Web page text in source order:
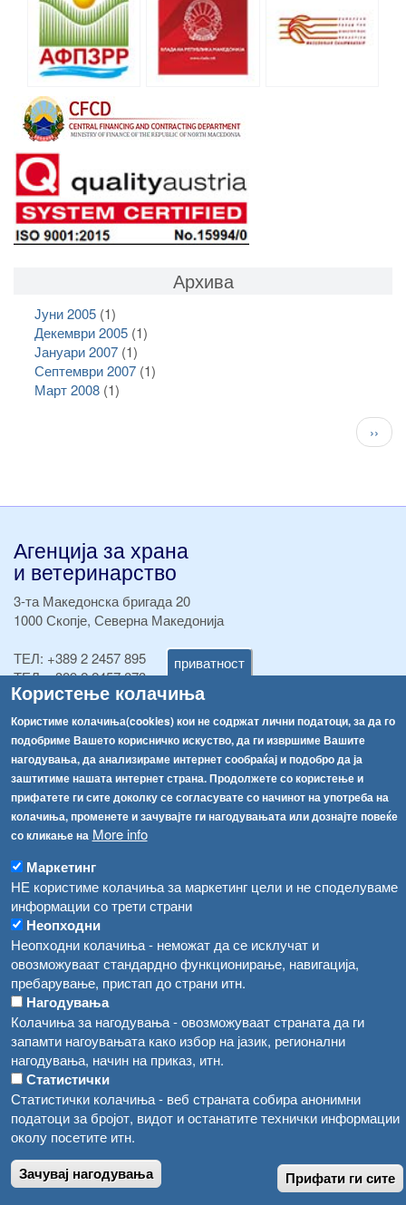
приватност
Користење колачиња
Користиме колачиња(cookies) кои не содржат лични податоци, за да го
подобриме Вашето корисничко искуство, да ги извршиме Вашите
нагодувања, да анализираме интернет сообраќај и подобро да ја
заштитиме нашата интернет страна. Продолжете со користење и
прифатете ги сите доколку се согласувате со начинот на употреба на
колачиња, променете и зачувајте ги нагодувањата или дознајте повеќе
со кликање на More info
Маркетинг
НЕ користиме колачиња за маркетинг цели и не споделуваме
информации со трети страни
Неопходни
Неопходни колачиња - неможат да се исклучат и
овозможуваат стандардно функционирање, навигација,
пребарување, пристап до страни итн.
Нагодувања
Колачиња за нагодувања - овозможуваат страната да ги
запамти нагоувањата како избор на јазик, регионални
нагодувања, начин на приказ, итн.
Статистички
Статистички колачиња - веб страната собира анонимни
податоци за бројот, видот и останатите технички информации
околу посетите итн.
Зачувај нагодувања Прифати ги сите
Архива
Јуни 2005(1)
Декември 2005(1)
Јануари 2007(1)
Септември 2007(1)
Март 2008(1)
››
Агенција за храна
и ветеринарство
3-та Македонска бригада 20
1000 Скопје, Северна Македонија
ТЕЛ: +389 2 2457 895
ТЕЛ:+389 2 2457 873
Факс:+389 2 2457 893
Факс:+389 2 2457 871
info@fva.gov.mk
[АХВ-претходна страна]
Соопштенија
Република Бугарија ги засили официјалните контроли при увоз на свежо овошје и зеленчук
Водата во Гостивар може да се користи како техничка, продолжува испораката на флаширана вода
Во Гостивар спроведени 70 вонредни контроли
Забраната за водата во Гостивар останува на сила, операторите да користат само технички безбедна вода
Навигација
Архива
Обрасци
Забрани
Огласи